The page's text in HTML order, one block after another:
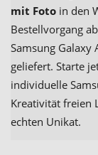
mit Foto in den
Bestellvorgang
Samsung Galaxy
geliefert. Starte
individuelle
Kreativität freien
echten Unikat.